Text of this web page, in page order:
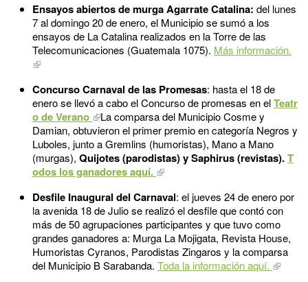
Ensayos abiertos de murga Agarrate Catalina: del lunes
7 al domingo 20 de enero, el Municipio se sumó a los
ensayos de La Catalina realizados en la Torre de las
Telecomunicaciones (Guatemala 1075). Más información.
Concurso Carnaval de las Promesas: hasta el 18 de
enero se llevó a cabo el Concurso de promesas en elTeatr
o de Verano
La comparsa del Municipio Cosme y
Damian, obtuvieron el primer premio en categoría Negros y
Luboles, junto a Gremlins (humoristas), Mano a Mano
(murgas), Quijotes (parodistas) y Saphirus (revistas).T
odos los ganadores aquí.
Desfile Inaugural del Carnaval: el jueves 24 de enero por
la avenida 18 de Julio se realizó el desfile que contó con
más de 50 agrupaciones participantes y que tuvo como
grandes ganadores a: Murga La Mojigata, Revista House,
Humoristas Cyranos, Parodistas Zingaros y la comparsa
del Municipio B Sarabanda. Toda la información aquí.